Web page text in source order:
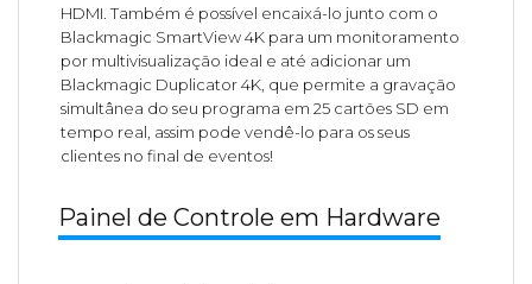
HDMI. Também é possível encaixá-lo junto com o
Blackmagic SmartView 4K para um monitoramento
por multivisualização ideal e até adicionar um
Blackmagic Duplicator 4K, que permite a gravação
simultânea do seu programa em 25 cartões SD em
tempo real, assim pode vendê-lo para os seus
clientes no final de eventos!
Painel de Controle em Hardware